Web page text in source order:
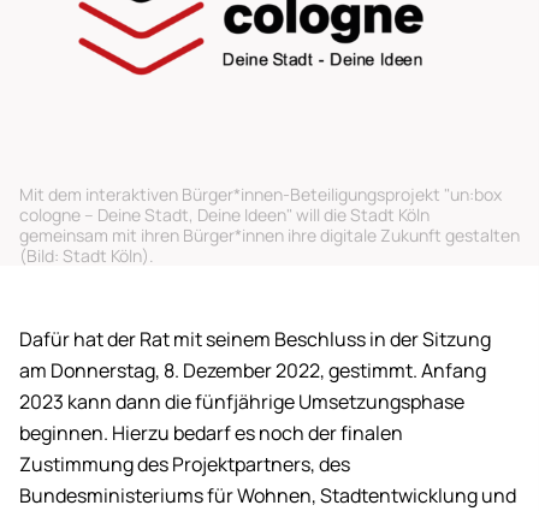
Mit dem interaktiven Bürger*innen-Beteiligungsprojekt "un:box
cologne – Deine Stadt, Deine Ideen" will die Stadt Köln
gemeinsam mit ihren Bürger*innen ihre digitale Zukunft gestalten
(Bild: Stadt Köln).
Dafür hat der Rat mit seinem Beschluss in der Sitzung
am Donnerstag, 8. Dezember 2022, gestimmt. Anfang
2023 kann dann die fünfjährige Umsetzungsphase
beginnen. Hierzu bedarf es noch der finalen
Zustimmung des Projektpartners, des
Bundesministeriums für Wohnen, Stadtentwicklung und